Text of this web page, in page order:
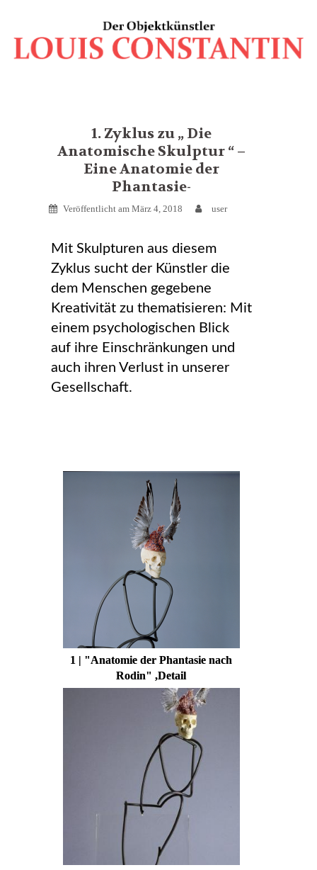
Inhalt
1. Zyklus zu „ Die
Anatomische Skulptur “ –
Eine Anatomie der
Phantasie-
Veröffentlicht am März 4, 2018 user
Mit Skulpturen aus diesem
Zyklus sucht der Künstler die
dem Menschen gegebene
Kreativität zu thematisieren: Mit
einem psychologischen Blick
auf ihre Einschränkungen und
auch ihren Verlust in unserer
Gesellschaft.
1 | "Anatomie der Phantasie nach
Rodin" ,Detail